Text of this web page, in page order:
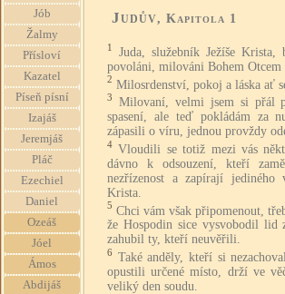
Jób
Žalmy
Přísloví
Kazatel
Píseň písní
Izajáš
Jeremjáš
Pláč
Ezechiel
Daniel
Ozeáš
Jóel
Ámos
Abdijáš
Judův, Kapitola 1
1
Juda, služebník Ježíše
povoláni, milováni Bohem Otcem
2 Milosrdenství, pokoj a láska ať
3
Milovaní, velmi jsem si přál
spasení, ale teď pokládám za
zápasili o víru, jednou provždy
4 Vloudili se totiž mezi vás
dávno k odsouzení, kteří
nezřízenost a zapírají jediného
Krista.
5 Chci vám však připomenout,
že Hospodin sice vysvobodil lid
zahubil ty, kteří neuvěřili.
6 Také anděly, kteří si
opustili určené místo, drží ve
veliký den soudu.